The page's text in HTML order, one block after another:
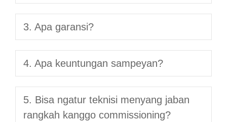
3. Apa garansi?
4. Apa keuntungan sampeyan?
5. Bisa ngatur teknisi menyang jaban
rangkah kanggo commissioning?